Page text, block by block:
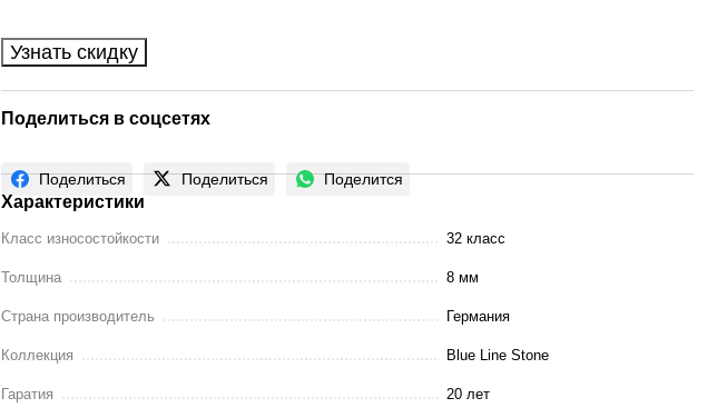
Узнать скидку
Поделиться в соцсетях
Поделиться Поделиться Поделится
Характеристики
Класс износостойкости 32 класс
Толщина 8 мм
Страна производитель Германия
Коллекция Blue Line Stone
Гаратия 20 лет